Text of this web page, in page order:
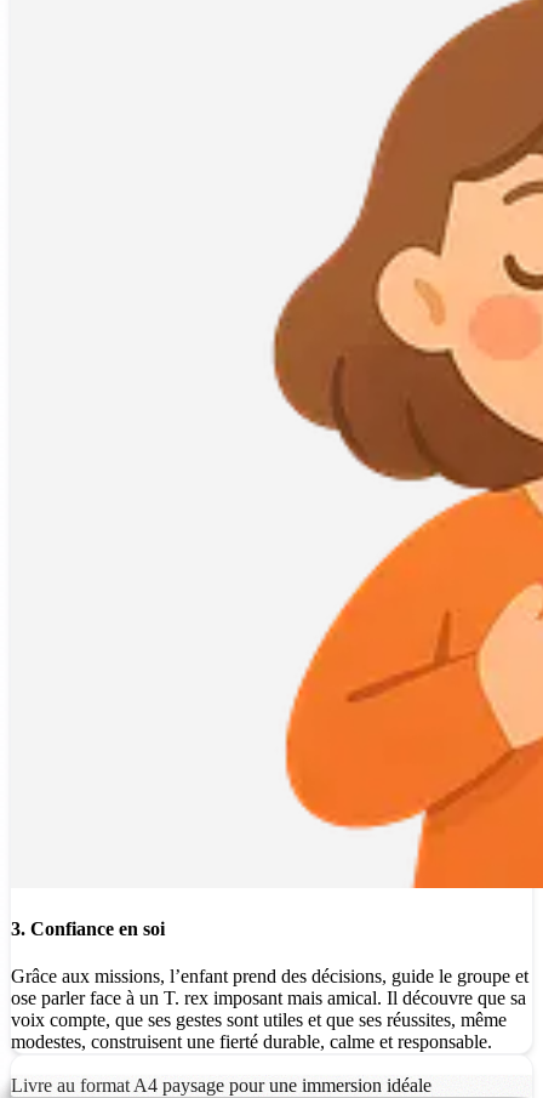
3. Confiance en soi
Grâce aux missions, l’enfant prend des décisions, guide le groupe et
ose parler face à un T. rex imposant mais amical. Il découvre que sa
voix compte, que ses gestes sont utiles et que ses réussites, même
modestes, construisent une fierté durable, calme et responsable.
Livre au format A4 paysage pour une immersion idéale